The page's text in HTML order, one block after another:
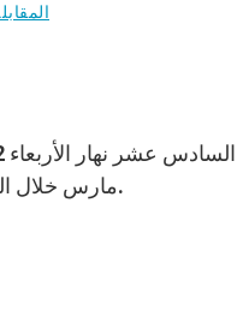
مارس خلال المقابلة العامة في قاعة بولس السادس بالفاتيكان.